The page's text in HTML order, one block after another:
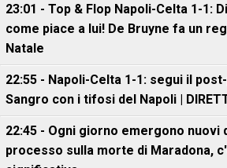
23:01 - Top & Flop Napoli-Celta 1-1:
come piace a lui! De Bruyne fa un
Natale
22:55 - Napoli-Celta 1-1: segui il
Sangro con i tifosi del Napoli |
22:45 - Ogni giorno emergono nuovi
processo sulla morte di Maradona,